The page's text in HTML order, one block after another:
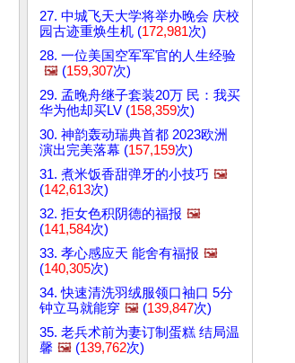
27. 中城飞天大学将举办晚会 庆校
园古迹重焕生机 (172,981次)
28. 一位美国空军军官的人生经验
🖼️ (159,307次)
29. 孟晚舟继子套装20万 民：我买
华为他却买LV (158,359次)
30. 神韵轰动瑞典首都 2023欧洲
演出完美落幕 (157,159次)
31. 煮米饭香甜弹牙的小技巧 🖼️
(142,613次)
32. 拒女色积阴德的福报 🖼️
(141,584次)
33. 孝心感应天 能舍有福报 🖼️
(140,305次)
34. 快速清洗羽绒服领口袖口 5分
钟立马就能穿 🖼️ (139,847次)
35. 老兵术前为妻订制蛋糕 结局温
馨 🖼️ (139,762次)